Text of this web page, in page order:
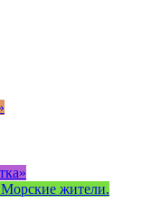
жители.